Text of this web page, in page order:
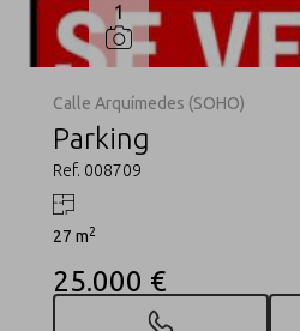
1
Calle Arquímedes (SOHO)
Parking
Ref. 008709
27 m2
25.000 €